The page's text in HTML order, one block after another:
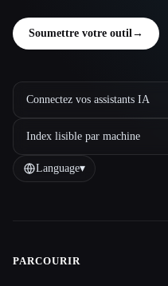
Soumettre votre outil→
Connectez vos assistants IA
Index lisible par machine
Language▾
Site navigation
PARCOURIR